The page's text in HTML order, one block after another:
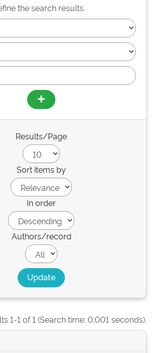
the search results.
Results/Page
Sort items by
In order
Authors/record
1-1 of 1 (Search time: 0.001 seconds).